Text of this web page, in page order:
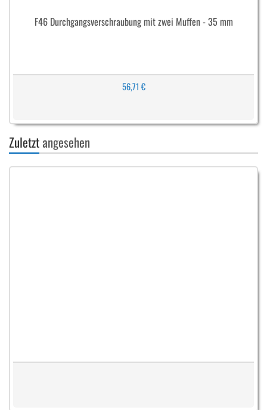
F46 Durchgangsverschraubung mit zwei Muffen - 35 mm
56,71 €
Zuletztangesehen